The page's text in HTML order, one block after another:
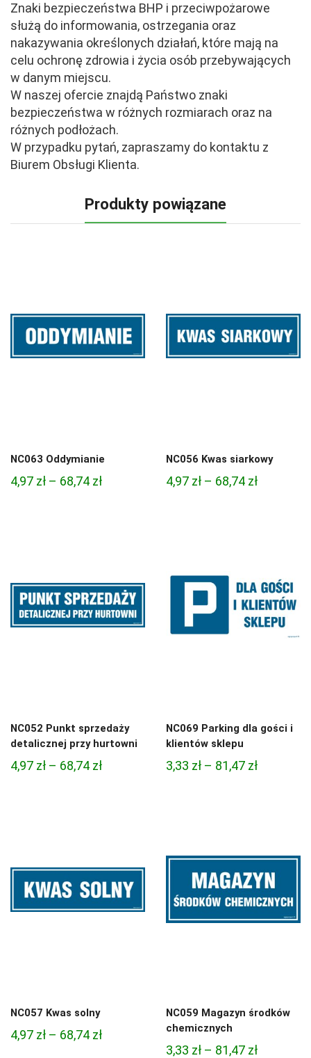
Znaki bezpieczeństwa BHP i przeciwpożarowe
służą do informowania, ostrzegania oraz
nakazywania określonych działań, które mają na
celu ochronę zdrowia i życia osób przebywających
w danym miejscu.
W naszej ofercie znajdą Państwo znaki
bezpieczeństwa w różnych rozmiarach oraz na
różnych podłożach.
W przypadku pytań, zapraszamy do kontaktu z
Biurem Obsługi Klienta.
Produkty powiązane
NC063 Oddymianie
4,97 zł – 68,74 złZakres
NC056 Kwas siarkowy
4,97 zł – 68,74 złZakres
NC052 Punkt sprzedaży
detalicznej przy hurtowni
4,97 zł – 68,74 złZakres
NC069 Parking dla gości i
klientów sklepu
3,33 zł – 81,47 złZakres
81,47 zł
NC057 Kwas solny
4,97 zł – 68,74 złZakres
NC059 Magazyn środków
chemicznych
3,33 zł – 81,47 złZakres